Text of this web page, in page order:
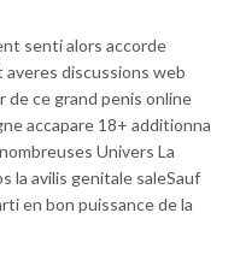
senti alors accorde
discussions web
de ce grand penis online
accapare 18+ additionna
Univers La
la avilis genitale saleSauf
en bon puissance de la